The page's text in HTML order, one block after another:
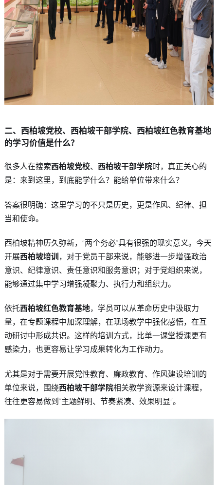
二、西柏坡党校、西柏坡干部学院、西柏坡红色教育基地
的学习价值是什么？
很多人在搜索西柏坡党校、 西柏坡干部学院时，真正关心的
是：来到这里，到底能学什么？能给单位带来什么？
答案很明确：这里学习的不只是历史，更是作风、纪律、担
当和使命。
西柏坡精神历久弥新，“两个务必”具有很强的现实意义。今天
开展西柏坡培训，对于党员干部来说，能够进一步增强政治
意识、纪律意识、责任意识和服务意识；对于党组织来说，
能够通过集中学习增强凝聚力、执行力和组织力。
依托西柏坡红色教育基地，学员可以从革命历史中汲取力
量，在专题课程中加深理解，在现场教学中强化感悟，在互
动研讨中形成共识。这样的培训方式，比单一课堂授课更有
感染力，也更容易让学习成果转化为工作动力。
尤其是对于需要开展党性教育、廉政教育、作风建设培训的
单位来说，围绕西柏坡干部学院相关教学资源来设计课程，
往往更容易做到“主题鲜明、节奏紧凑、效果明显”。